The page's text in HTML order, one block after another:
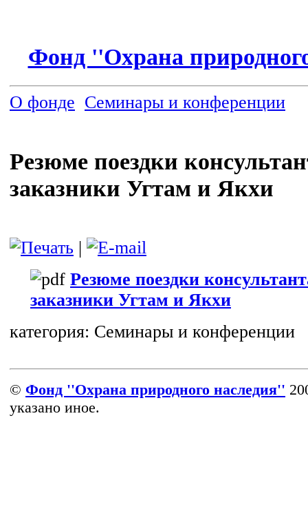
Фонд ''Охрана
О фонде Семинары и конференции
Резюме поездки
заказники Угтам и Якхи
|
Резюме поездки
заказники Угтам и Якхи
категория: Семинары и конференции
© Фонд ''Охрана природного наследия''
указано иное.